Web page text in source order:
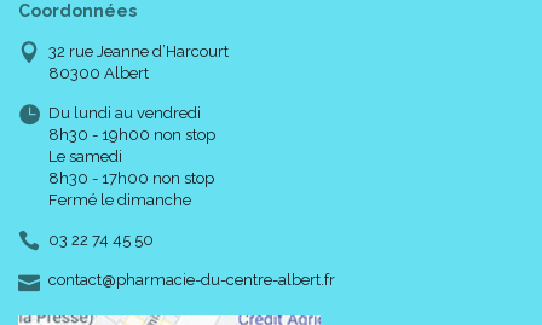
Coordonnées
32 rue Jeanne d’Harcourt
80300 Albert
Du lundi au vendredi
8h30 - 19h00 non stop
Le samedi
8h30 - 17h00 non stop
Fermé le dimanche
03 22 74 45 50
contact-
@-
pharmacie-du-centre-albert.fr